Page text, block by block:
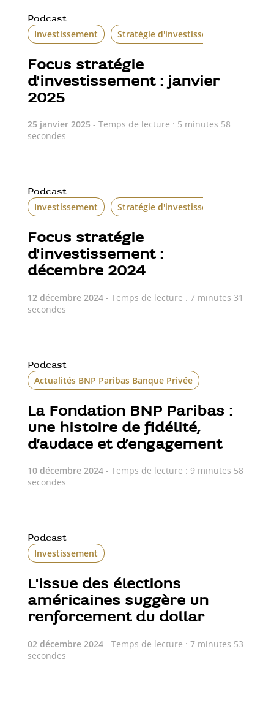
Podcast
Investissement Stratégie d'investissement
Focus stratégie
d'investissement : janvier
2025
25 janvier 2025 - Temps de lecture : 5 minutes 58
secondes
Podcast
Investissement Stratégie d'investissement
Focus stratégie
d'investissement :
décembre 2024
12 décembre 2024- Temps de lecture : 7 minutes 31
secondes
Podcast
Actualités BNP Paribas Banque Privée
La Fondation BNP Paribas :
une histoire de fidélité,
d’audace et d’engagement
10 décembre 2024- Temps de lecture : 9 minutes 58
secondes
Podcast
Investissement
L'issue des élections
américaines suggère un
renforcement du dollar
02 décembre 2024- Temps de lecture : 7 minutes 53
secondes